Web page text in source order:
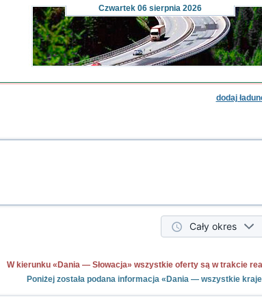
Czwartek06 sierpnia 2026
dodaj
Cały okres
W kierunku «Dania — Słowacja» wszystkie oferty są w trakcie
Poniżej została podana informacja «Dania — wszystkie